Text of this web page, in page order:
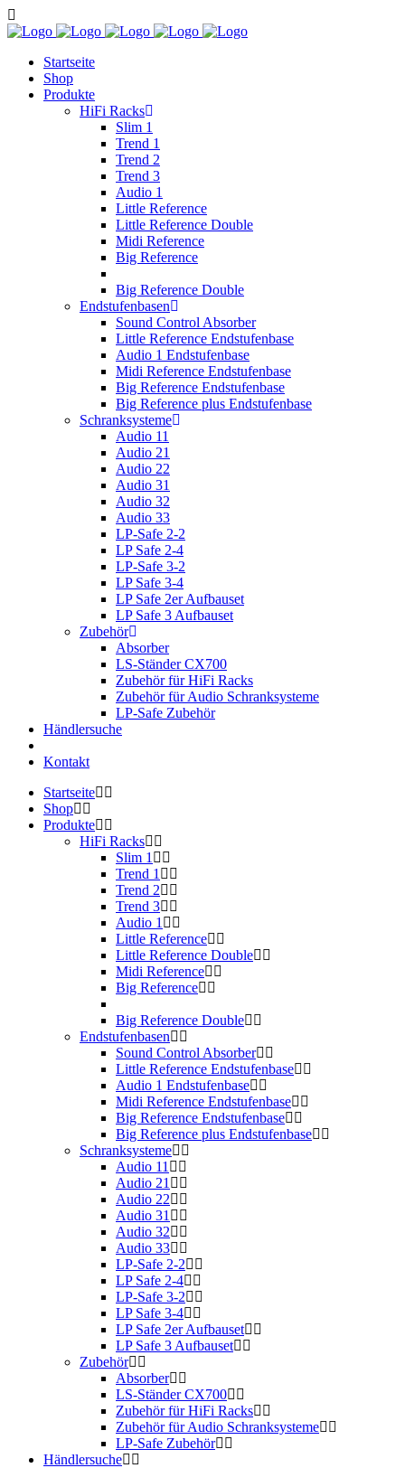
Startseite
Shop
Produkte
HiFi Racks
Slim 1
Trend 1
Trend 2
Trend 3
Audio 1
Little Reference
Little Reference Double
Midi Reference
Big Reference
Big Reference Double
Endstufenbasen
Sound Control Absorber
Little Reference Endstufenbase
Audio 1 Endstufenbase
Midi Reference Endstufenbase
Big Reference Endstufenbase
Big Reference plus Endstufenbase
Schranksysteme
Audio 11
Audio 21
Audio 22
Audio 31
Audio 32
Audio 33
LP-Safe 2-2
LP Safe 2-4
LP-Safe 3-2
LP Safe 3-4
LP Safe 2er Aufbauset
LP Safe 3 Aufbauset
Zubehör
Absorber
LS-Ständer CX700
Zubehör für HiFi Racks
Zubehör für Audio Schranksysteme
LP-Safe Zubehör
Händlersuche
Kontakt
Startseite
Shop
Produkte
HiFi Racks
Slim 1
Trend 1
Trend 2
Trend 3
Audio 1
Little Reference
Little Reference Double
Midi Reference
Big Reference
Big Reference Double
Endstufenbasen
Sound Control Absorber
Little Reference Endstufenbase
Audio 1 Endstufenbase
Midi Reference Endstufenbase
Big Reference Endstufenbase
Big Reference plus Endstufenbase
Schranksysteme
Audio 11
Audio 21
Audio 22
Audio 31
Audio 32
Audio 33
LP-Safe 2-2
LP Safe 2-4
LP-Safe 3-2
LP Safe 3-4
LP Safe 2er Aufbauset
LP Safe 3 Aufbauset
Zubehör
Absorber
LS-Ständer CX700
Zubehör für HiFi Racks
Zubehör für Audio Schranksysteme
LP-Safe Zubehör
Händlersuche